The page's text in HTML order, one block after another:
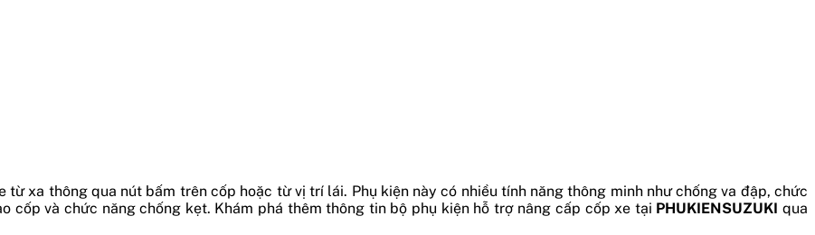
xa thông qua nút bấm trên cốp hoặc từ vị trí lái. Phụ kiện này có nhiều tính năng thông minh như chống va đập, chức
cốp và chức năng chống kẹt. Khám phá thêm thông tin bộ phụ kiện hỗ trợ nâng cấp cốp xe tại PHUKIENSUZUKI qua